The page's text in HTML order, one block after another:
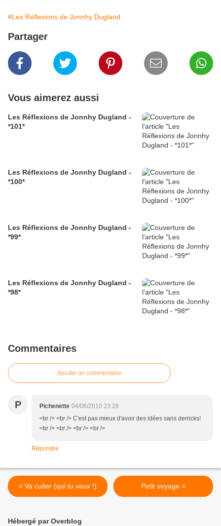
#Les Réflexions de Jonnhy Dugland
Partager
Vous aimerez aussi
Les Réflexions de Jonnhy Dugland -
*101*
Les Réflexions de Jonnhy Dugland -
*100*
Les Réflexions de Jonnhy Dugland -
*99*
Les Réflexions de Jonnhy Dugland -
*98*
Commentaires
Ajouter un commentaire
P Pichenette 04/06/2010 23:28
<br /> <br /> C'est pas mieux d'avoir des idées sans derricks!
<br /> <br /> <br /> <br />
Répondre
< Va cuiter (qui tu veux !) Petit voyage >
Hébergé par Overblog